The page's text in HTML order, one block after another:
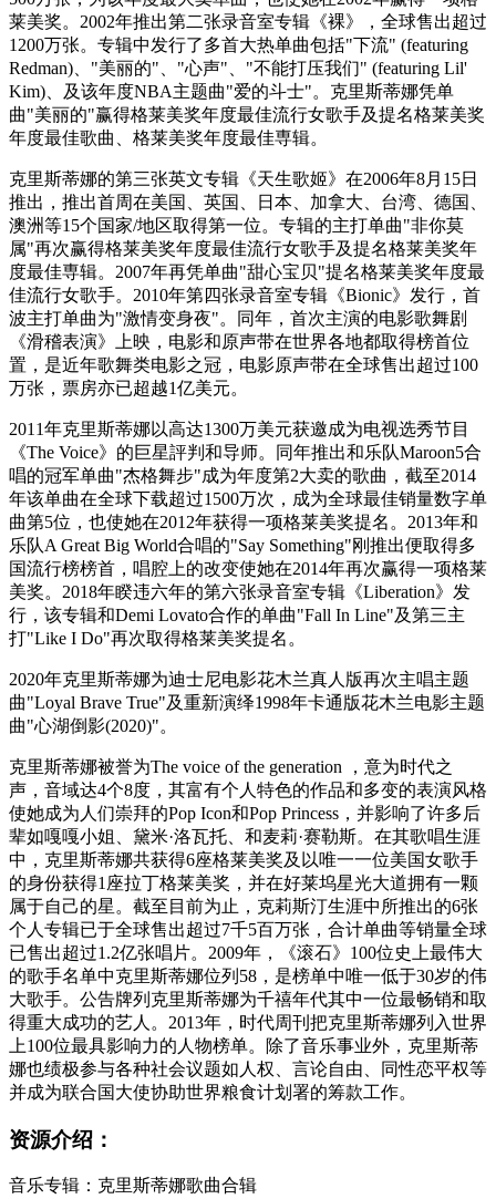
莱美奖。2002年推出第二张录音室专辑《裸》，全球售出超过
1200万张。专辑中发行了多首大热单曲包括"下流" (featuring
Redman)、"美丽的"、"心声"、"不能打压我们" (featuring Lil'
Kim)、及该年度NBA主题曲"爱的斗士"。克里斯蒂娜凭单
曲"美丽的"赢得格莱美奖年度最佳流行女歌手及提名格莱美奖
年度最佳歌曲、格莱美奖年度最佳専辑。
克里斯蒂娜的第三张英文专辑《天生歌姬》在2006年8月15日
推出，推出首周在美国、英国、日本、加拿大、台湾、德国、
澳洲等15个国家/地区取得第一位。专辑的主打单曲"非你莫
属"再次赢得格莱美奖年度最佳流行女歌手及提名格莱美奖年
度最佳専辑。2007年再凭单曲"甜心宝贝"提名格莱美奖年度最
佳流行女歌手。2010年第四张录音室专辑《Bionic》发行，首
波主打单曲为"激情变身夜"。同年，首次主演的电影歌舞剧
《滑稽表演》上映，电影和原声带在世界各地都取得榜首位
置，是近年歌舞类电影之冠，电影原声带在全球售出超过100
万张，票房亦已超越1亿美元。
2011年克里斯蒂娜以高达1300万美元获邀成为电视选秀节目
《The Voice》的巨星評判和导师。同年推出和乐队Maroon5合
唱的冠军单曲"杰格舞步"成为年度第2大卖的歌曲，截至2014
年该单曲在全球下载超过1500万次，成为全球最佳销量数字单
曲第5位，也使她在2012年获得一项格莱美奖提名。2013年和
乐队A Great Big World合唱的"Say Something"刚推出便取得多
国流行榜榜首，唱腔上的改变使她在2014年再次赢得一项格莱
美奖。2018年睽违六年的第六张录音室专辑《Liberation》发
行，该专辑和Demi Lovato合作的单曲"Fall In Line"及第三主
打"Like I Do"再次取得格莱美奖提名。
2020年克里斯蒂娜为迪士尼电影花木兰真人版再次主唱主题
曲"Loyal Brave True"及重新演绎1998年卡通版花木兰电影主题
曲"心湖倒影(2020)"。
克里斯蒂娜被誉为The voice of the generation ，意为时代之
声，音域达4个8度，其富有个人特色的作品和多变的表演风格
使她成为人们崇拜的Pop Icon和Pop Princess，并影响了许多后
辈如嘎嘎小姐、黛米·洛瓦托、和麦莉·赛勒斯。在其歌唱生涯
中，克里斯蒂娜共获得6座格莱美奖及以唯一一位美国女歌手
的身份获得1座拉丁格莱美奖，并在好莱坞星光大道拥有一颗
属于自己的星。截至目前为止，克莉斯汀生涯中所推出的6张
个人专辑已于全球售出超过7千5百万张，合计单曲等销量全球
已售出超过1.2亿张唱片。2009年，《滚石》100位史上最伟大
的歌手名单中克里斯蒂娜位列58，是榜单中唯一低于30岁的伟
大歌手。公告牌列克里斯蒂娜为千禧年代其中一位最畅销和取
得重大成功的艺人。2013年，时代周刊把克里斯蒂娜列入世界
上100位最具影响力的人物榜单。除了音乐事业外，克里斯蒂
娜也绩极参与各种社会议题如人权、言论自由、同性恋平权等
并成为联合国大使协助世界粮食计划署的筹款工作。
资源介绍：
音乐专辑：克里斯蒂娜歌曲合辑